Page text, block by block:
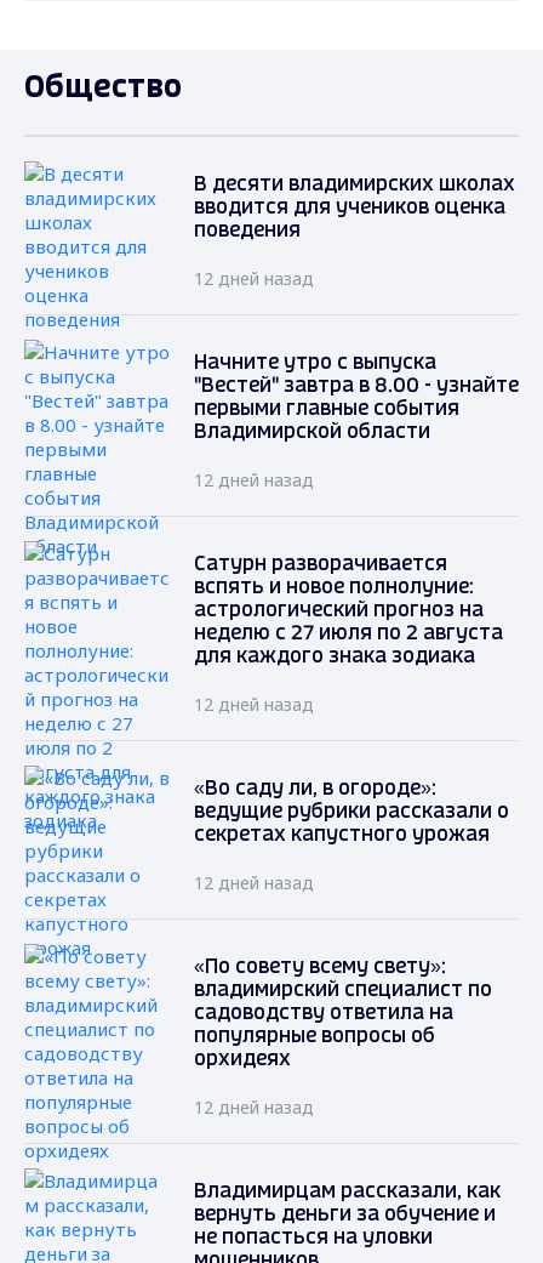
Общество
В десяти владимирских школах
вводится для учеников оценка
поведения
12 дней назад
Начните утро с выпуска
"Вестей" завтра в 8.00 - узнайте
первыми главные события
Владимирской области
12 дней назад
Сатурн разворачивается
вспять и новое полнолуние:
астрологический прогноз на
неделю с 27 июля по 2 августа
для каждого знака зодиака
12 дней назад
«Во саду ли, в огороде»:
ведущие рубрики рассказали о
секретах капустного урожая
12 дней назад
«По совету всему свету»:
владимирский специалист по
садоводству ответила на
популярные вопросы об
орхидеях
12 дней назад
Владимирцам рассказали, как
вернуть деньги за обучение и
не попасться на уловки